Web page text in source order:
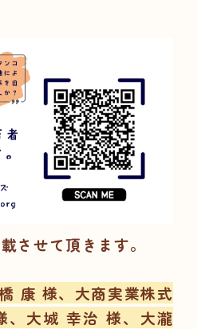
させて頂きます。
康 様、大商実業株式
、大城 幸治 様、大瀧